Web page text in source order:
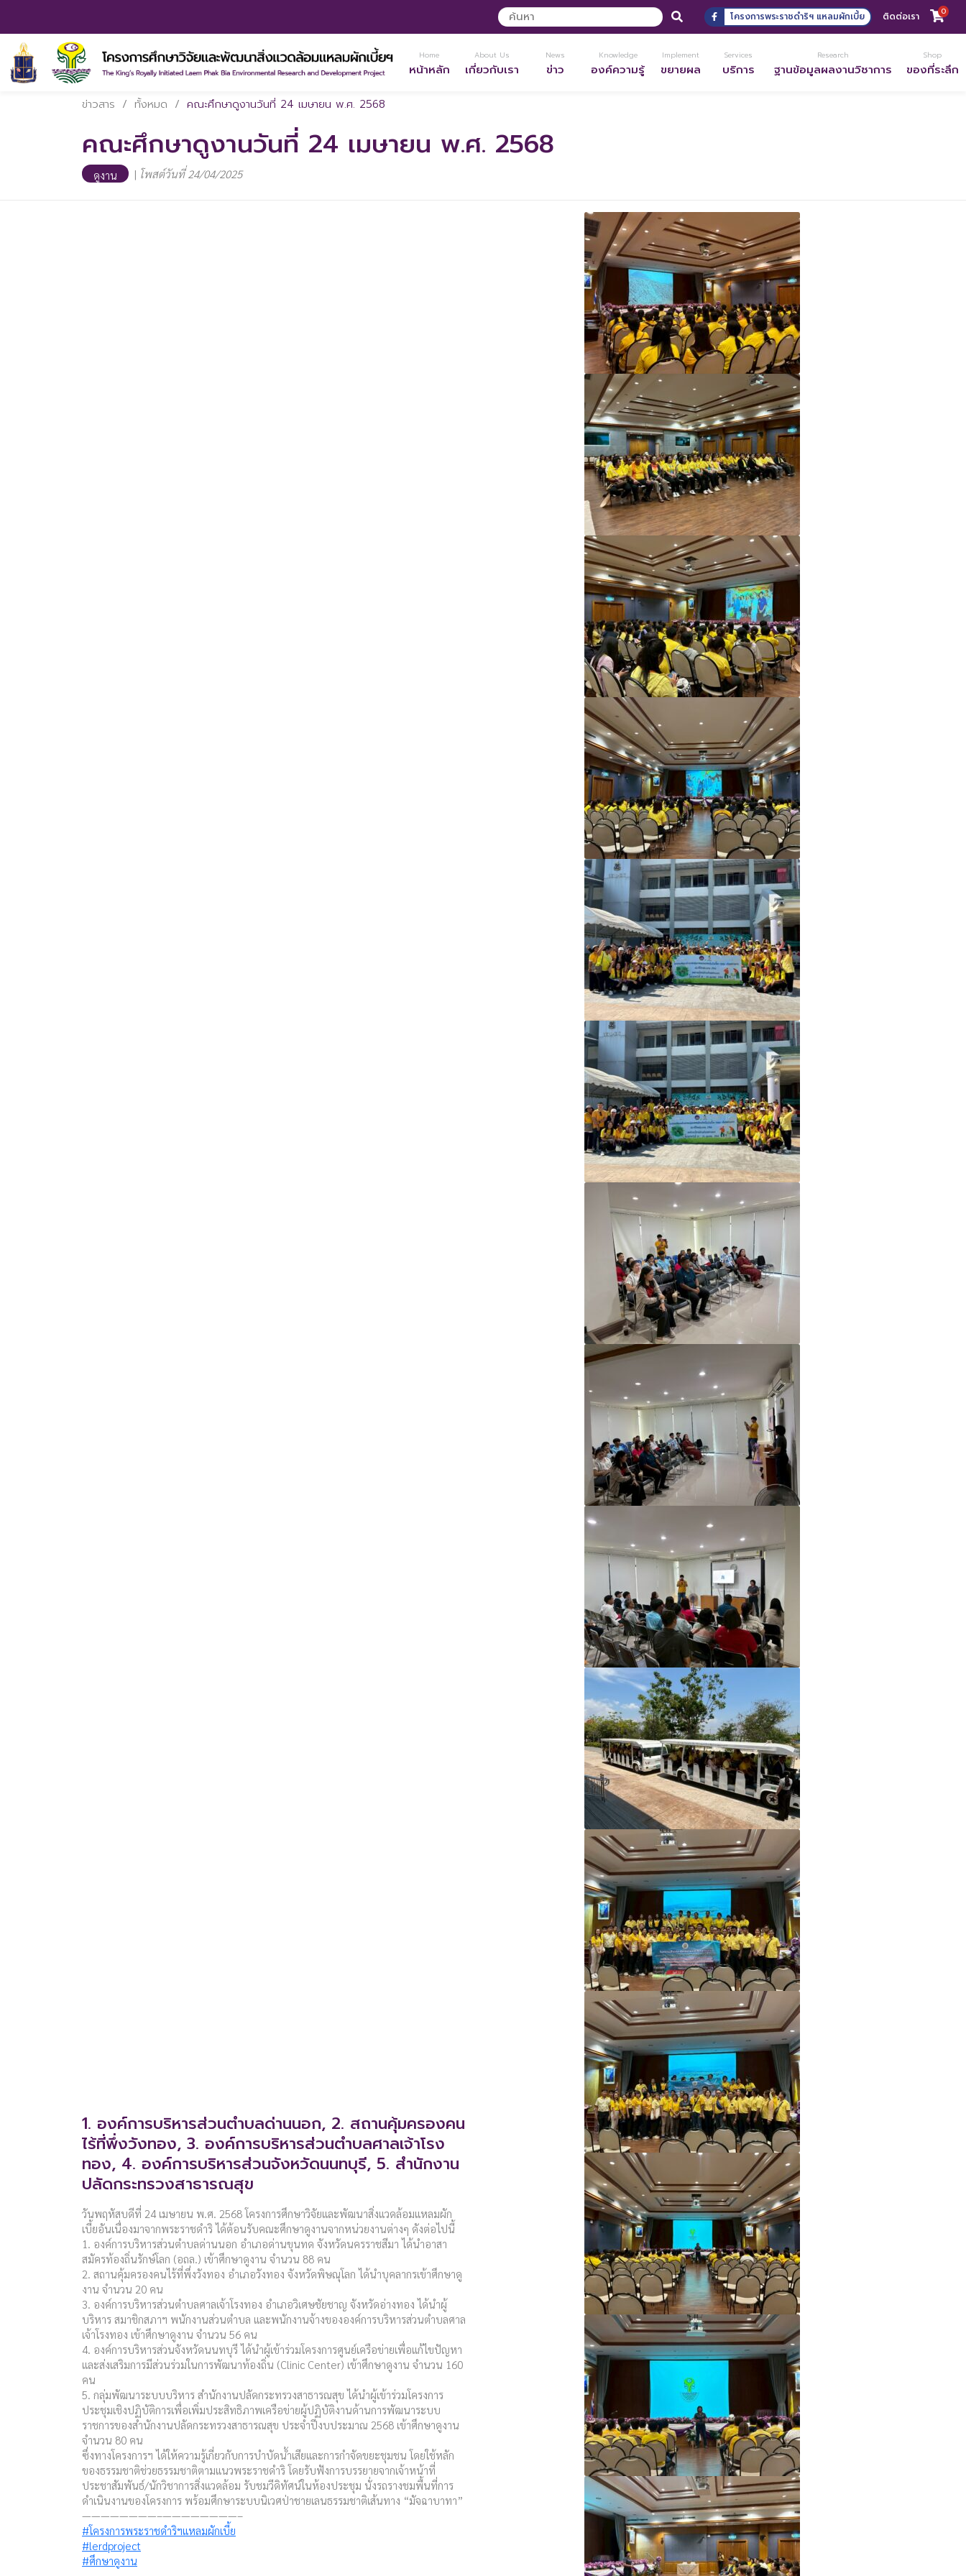
โครงการพระราชดำริฯ แหลมผักเบี้ย ติดต่อเรา 0
Home
หน้าหลัก
About Us
เกี่ยวกับเรา
News
ข่าว
Knowledge
องค์ความรู้
Implement
ขยายผล
Services
บริการ
Research
ฐานข้อมูลผลงานวิชาการ
Shop
ของที่ระลึก
ข่าวสาร / ทั้งหมด / คณะศึกษาดูงานวันที่ 24 เมษายน พ.ศ. 2568
คณะศึกษาดูงานวันที่ 24 เมษายน พ.ศ. 2568
ดูงาน | โพสต์วันที่ 24/04/2025
1. องค์การบริหารส่วนตำบลด่านนอก, 2. สถานคุ้มครองคน
ไร้ที่พึ่งวังทอง, 3. องค์การบริหารส่วนตำบลศาลเจ้าโรง
ทอง, 4. องค์การบริหารส่วนจังหวัดนนทบุรี, 5. สำนักงาน
ปลัดกระทรวงสาธารณสุข
วันพฤหัสบดีที่ 24 เมษายน พ.ศ. 2568 โครงการศึกษาวิจัยและพัฒนาสิ่งแวดล้อมแหลมผัก
เบี้ยอันเนื่องมาจากพระราชดำริ ได้ต้อนรับคณะศึกษาดูงานจากหน่วยงานต่างๆ ดังต่อไปนี้
1. องค์การบริหารส่วนตำบลด่านนอก อำเภอด่านขุนทด จังหวัดนครราชสีมา ได้นำอาสา
สมัครท้องถิ่นรักษ์โลก (อถล.) เข้าศึกษาดูงาน จำนวน 88 คน
2. สถานคุ้มครองคนไร้ที่พึ่งวังทอง อำเภอวังทอง จังหวัดพิษณุโลก ได้นำบุคลากรเข้าศึกษาดู
งาน จำนวน 20 คน
3. องค์การบริหารส่วนตำบลศาลเจ้าโรงทอง อำเภอวิเศษชัยชาญ จังหวัดอ่างทอง ได้นำผู้
บริหาร สมาชิกสภาฯ พนักงานส่วนตำบล และพนักงานจ้างขององค์การบริหารส่วนตำบลศาล
เจ้าโรงทอง เข้าศึกษาดูงาน จำนวน 56 คน
4. องค์การบริหารส่วนจังหวัดนนทบุรี ได้นำผู้เข้าร่วมโครงการศูนย์เครือข่ายเพื่อแก้ไขปัญหา
และส่งเสริมการมีส่วนร่วมในการพัฒนาท้องถิ่น (Clinic Center) เข้าศึกษาดูงาน จำนวน 160
คน
5. กลุ่มพัฒนาระบบบริหาร สำนักงานปลัดกระทรวงสาธารณสุข ได้นำผู้เข้าร่วมโครงการ
ประชุมเชิงปฏิบัติการเพื่อเพิ่มประสิทธิภาพเครือข่ายผู้ปฏิบัติงานด้านการพัฒนาระบบ
ราชการของสำนักงานปลัดกระทรวงสาธารณสุข ประจำปีงบประมาณ 2568 เข้าศึกษาดูงาน
จำนวน 80 คน
ซึ่งทางโครงการฯ ได้ให้ความรู้เกี่ยวกับการบำบัดน้ำเสียและการกำจัดขยะชุมชน โดยใช้หลัก
ของธรรมชาติช่วยธรรมชาติตามแนวพระราชดำริ โดยรับฟังการบรรยายจากเจ้าหน้าที่
ประชาสัมพันธ์/นักวิชาการสิ่งแวดล้อม รับชมวีดิทัศน์ในห้องประชุม นั่งรถรางชมพื้นที่การ
ดำเนินงานของโครงการ พร้อมศึกษาระบบนิเวศป่าชายเลนธรรมชาติเส้นทาง “มัจฉาบาทา”
————————–————————–
#โครงการพระราชดำริฯแหลมผักเบี้ย
#lerdproject
#ศึกษาดูงาน